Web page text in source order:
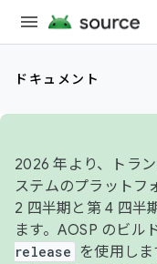
ドキュメント
2026 年より、トラ
ステムのプラットフ
2 四半期と第 4 四半
ます。AOSP のビル
release
を使用しま